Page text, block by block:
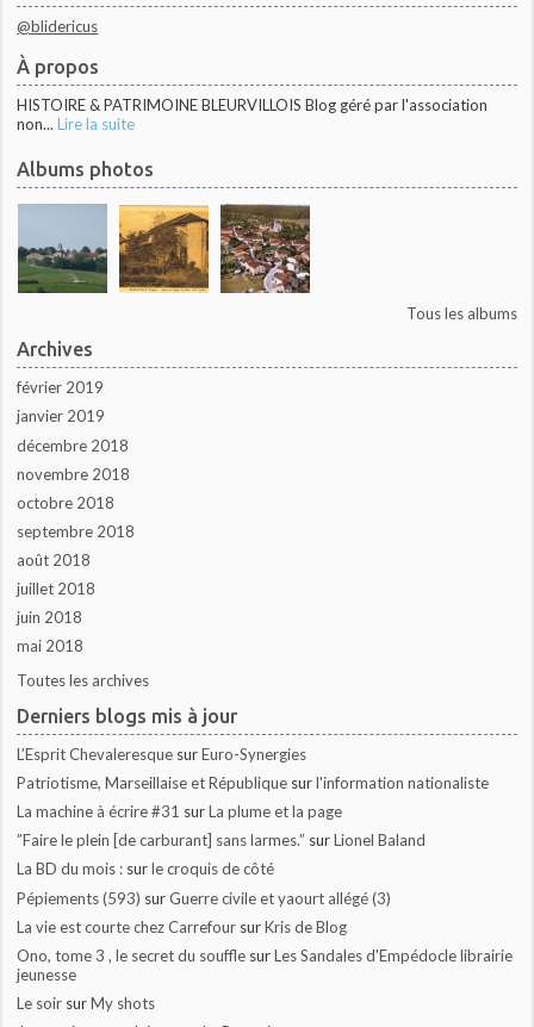
@blidericus
À propos
HISTOIRE & PATRIMOINE BLEURVILLOIS Blog géré par l'association
non... Lire la suite
Albums photos
Tous les albums
Archives
février 2019
janvier 2019
décembre 2018
novembre 2018
octobre 2018
septembre 2018
août 2018
juillet 2018
juin 2018
mai 2018
Toutes les archives
Derniers blogs mis à jour
L’Esprit Chevaleresque surEuro-Synergies
Patriotisme, Marseillaise et République surl'information nationaliste
La machine à écrire #31 surLa plume et la page
”Faire le plein [de carburant] sans larmes.” surLionel Baland
La BD du mois : surle croquis de côté
Pépiements (593) surGuerre civile et yaourt allégé (3)
La vie est courte chez Carrefour surKris de Blog
Ono, tome 3 , le secret du souffle surLes Sandales d'Empédocle librairie
jeunesse
Le soir surMy shots